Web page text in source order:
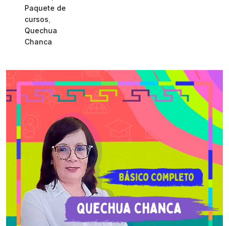
Paquete de
cursos
Quechua
Chanca